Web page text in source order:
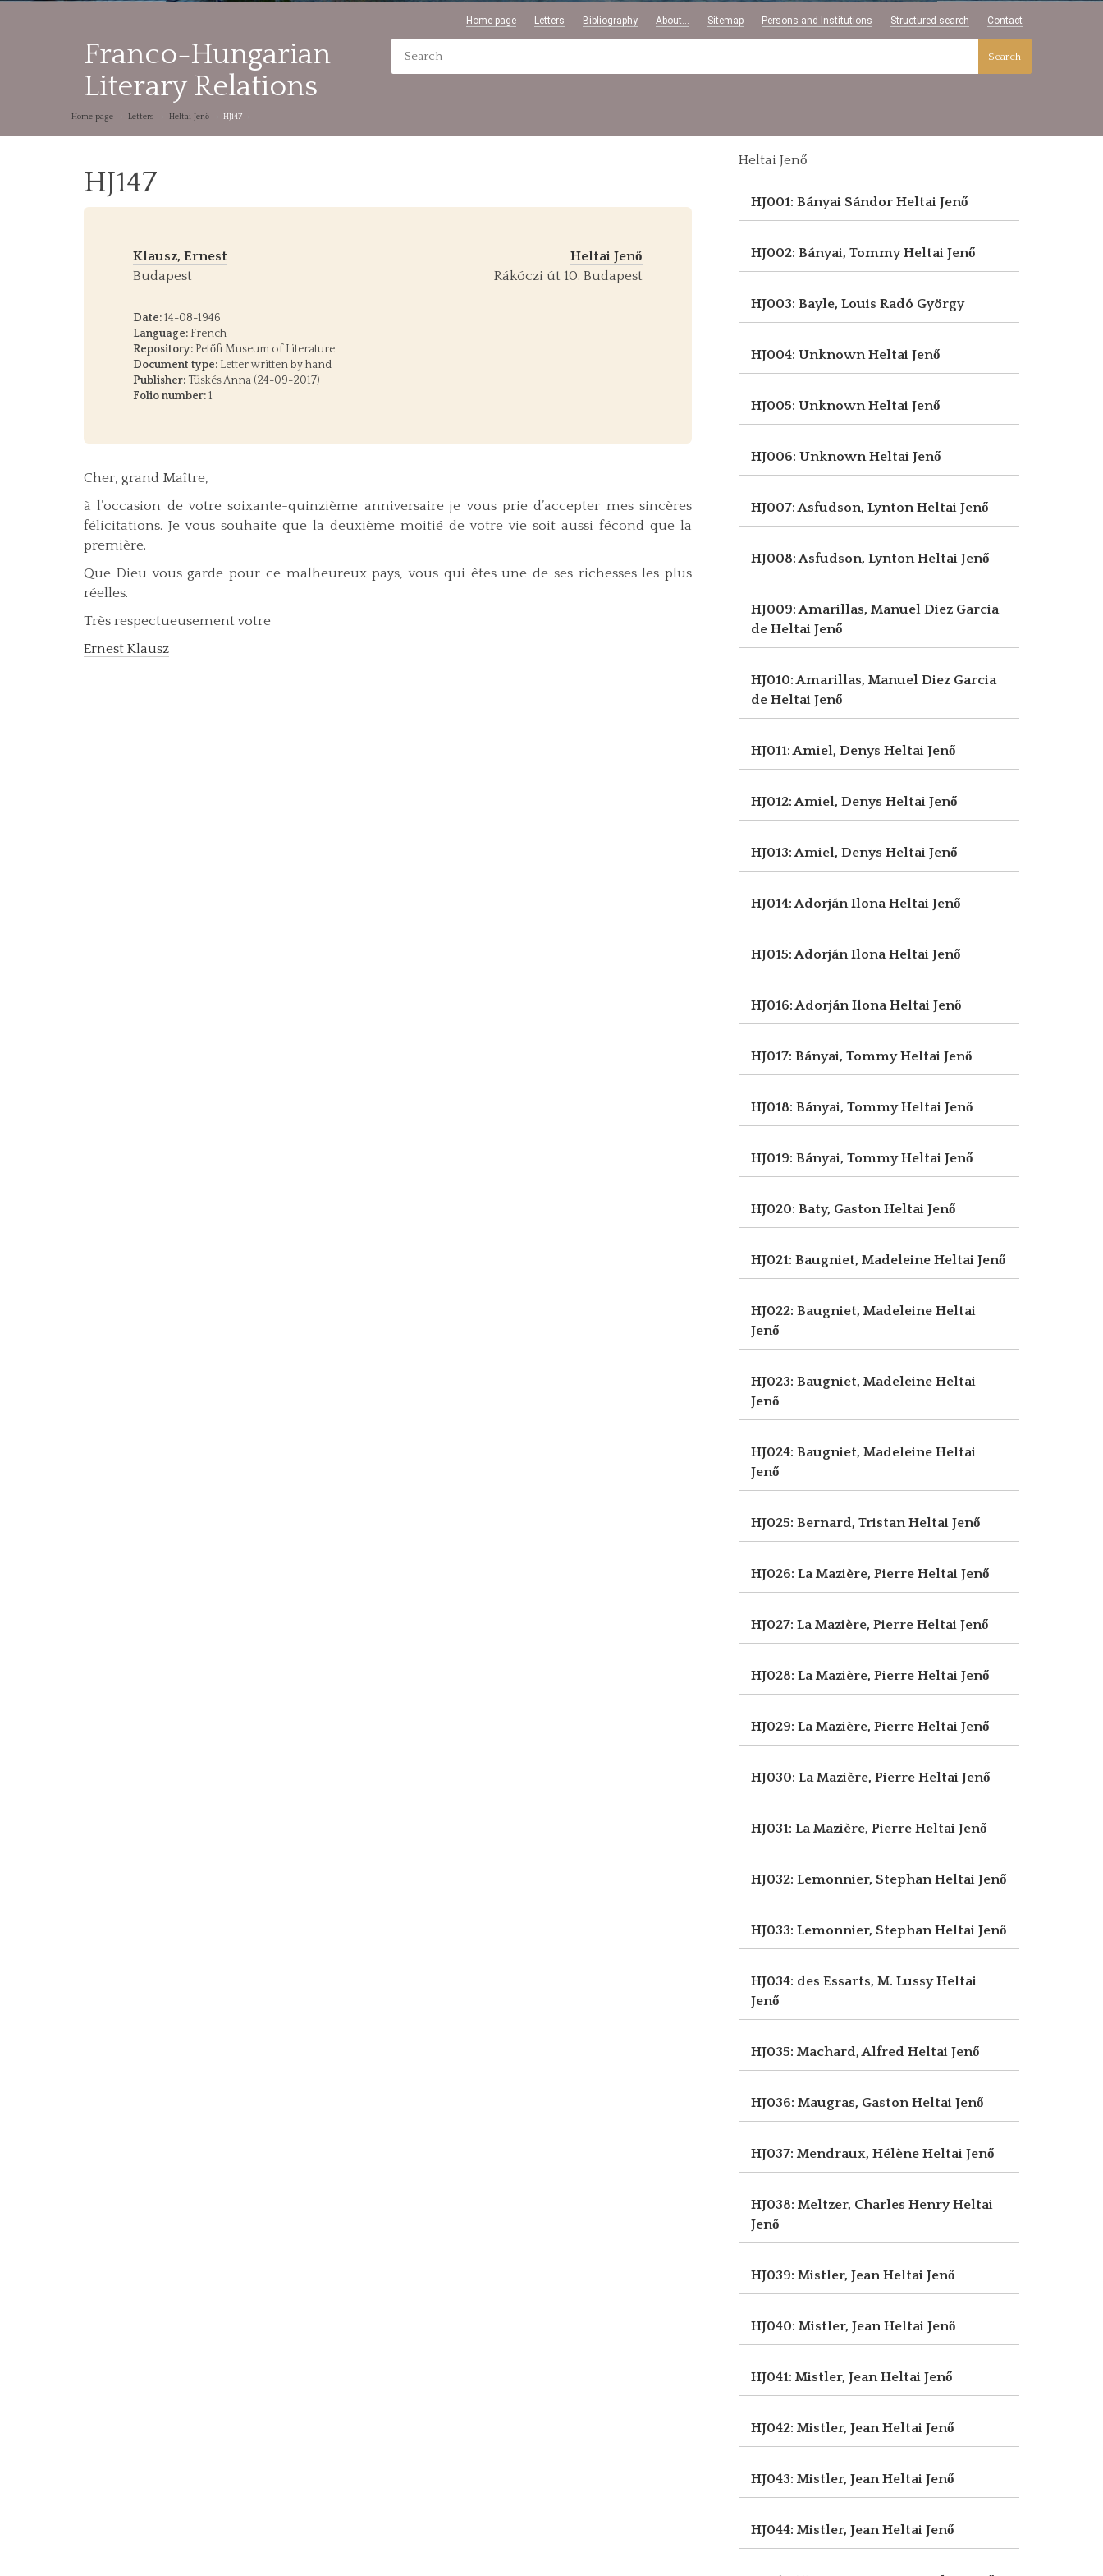
Home page Letters Bibliography About... Sitemap Persons and Institutions Structured search Contact
Franco-Hungarian
Literary Relations
Search
Home page Letters Heltai Jenő HJ147
HJ147
Klausz, Ernest
Heltai Jenő
Budapest
Rákóczi út 10. Budapest
Date:14-08-1946
Language: French
Repository: Petőfi Museum of Literature
Document type: Letter written by hand
Publisher: Tüskés Anna (24-09-2017)
Folio number:1
Cher, grand Maître,
à l’occasion de votre soixante-quinzième anniversaire je vous prie d’accepter mes sincères
félicitations. Je vous souhaite que la deuxième moitié de votre vie soit aussi fécond que la
première.
Que Dieu vous garde pour ce malheureux pays, vous qui êtes une de ses richesses les plus
réelles.
Très respectueusement votre
Ernest Klausz
Heltai Jenő
HJ001: Bányai Sándor Heltai Jenő
HJ002: Bányai, TommyHeltai Jenő
HJ003: Bayle, Louis Radó György
HJ004: UnknownHeltai Jenő
HJ005: UnknownHeltai Jenő
HJ006: UnknownHeltai Jenő
HJ007: Asfudson, LyntonHeltai Jenő
HJ008: Asfudson, LyntonHeltai Jenő
HJ009: Amarillas, Manuel Diez Garcia
de Heltai Jenő
HJ010: Amarillas, Manuel Diez Garcia
de Heltai Jenő
HJ011: Amiel, Denys Heltai Jenő
HJ012: Amiel, Denys Heltai Jenő
HJ013: Amiel, Denys Heltai Jenő
HJ014: Adorján IlonaHeltai Jenő
HJ015: Adorján IlonaHeltai Jenő
HJ016: Adorján IlonaHeltai Jenő
HJ017: Bányai, TommyHeltai Jenő
HJ018: Bányai, TommyHeltai Jenő
HJ019: Bányai, TommyHeltai Jenő
HJ020: Baty, GastonHeltai Jenő
HJ021: Baugniet, Madeleine Heltai Jenő
HJ022: Baugniet, Madeleine Heltai
Jenő
HJ023: Baugniet, Madeleine Heltai
Jenő
HJ024: Baugniet, Madeleine Heltai
Jenő
HJ025: Bernard, TristanHeltai Jenő
HJ026: La Mazière, Pierre Heltai Jenő
HJ027: La Mazière, Pierre Heltai Jenő
HJ028: La Mazière, Pierre Heltai Jenő
HJ029: La Mazière, Pierre Heltai Jenő
HJ030: La Mazière, Pierre Heltai Jenő
HJ031: La Mazière, Pierre Heltai Jenő
HJ032: Lemonnier, StephanHeltai Jenő
HJ033: Lemonnier, StephanHeltai Jenő
HJ034: des Essarts, M. LussyHeltai
Jenő
HJ035: Machard, Alfred Heltai Jenő
HJ036: Maugras, GastonHeltai Jenő
HJ037: Mendraux, Hélène Heltai Jenő
HJ038: Meltzer, Charles HenryHeltai
Jenő
HJ039: Mistler, JeanHeltai Jenő
HJ040: Mistler, JeanHeltai Jenő
HJ041: Mistler, JeanHeltai Jenő
HJ042: Mistler, JeanHeltai Jenő
HJ043: Mistler, JeanHeltai Jenő
HJ044: Mistler, JeanHeltai Jenő